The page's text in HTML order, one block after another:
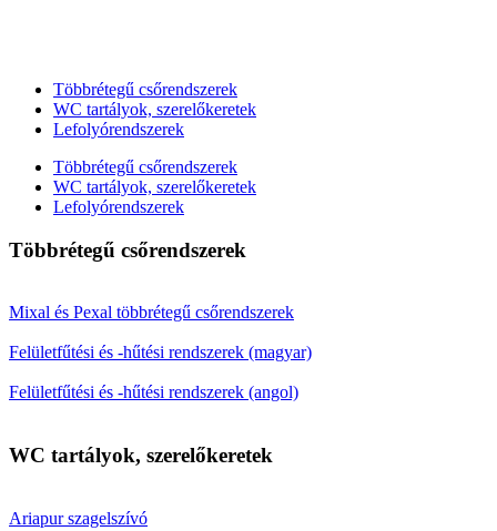
Többrétegű csőrendszerek
WC tartályok, szerelőkeretek
Lefolyórendszerek
Többrétegű csőrendszerek
WC tartályok, szerelőkeretek
Lefolyórendszerek
Többrétegű csőrendszerek
Mixal és Pexal többrétegű csőrendszerek
Felületfűtési és -hűtési rendszerek (magyar)
Felületfűtési és -hűtési rendszerek (angol)
WC tartályok, szerelőkeretek
Ariapur szagelszívó